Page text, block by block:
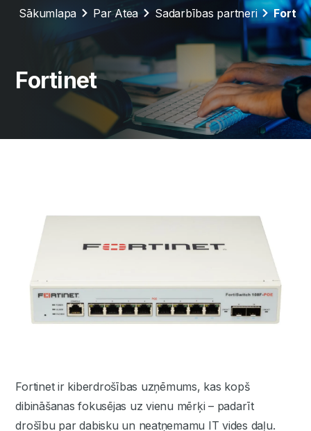
Sākumlapa Par Atea Sadarbības partneri
Fortinet
Fortinet ir kiberdrošības uzņēmums, kas kopš
dibināšanas fokusējas uz vienu mērķi – padarīt
drošību par dabisku un neatņemamu IT vides daļu.